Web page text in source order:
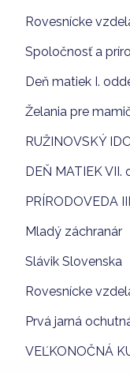
Rovesnícke
Spoločnosť a
Deň matiek I.
Želania pre
RUŽINOVSKÝ
DEŇ MATIEK VII.
PRÍRODOVEDA
Mladý záchranár
Slávik Slovenska
Rovesnícke
Prvá jarná
VEĽKONOČNÁ